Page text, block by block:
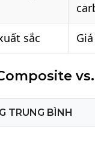
sắc
TRUNG BÌNH